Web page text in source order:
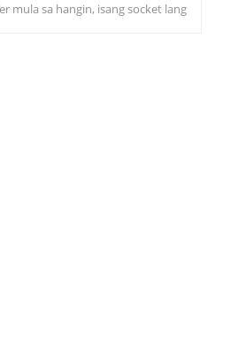
mula sa hangin, isang socket lang